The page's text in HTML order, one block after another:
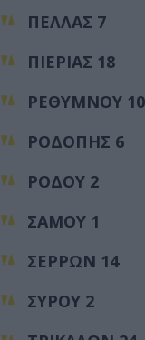
ΠΕΛΛΑΣ 7
ΠΙΕΡΙΑΣ 18
ΡΕΘΥΜΝΟΥ 10
ΡΟΔΟΠΗΣ 6
ΡΟΔΟΥ 2
ΣΑΜΟΥ 1
ΣΕΡΡΩΝ 14
ΣΥΡΟΥ 2